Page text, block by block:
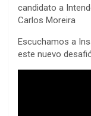
candidato a
Carlos Moreira
Escuchamos a
este nuevo